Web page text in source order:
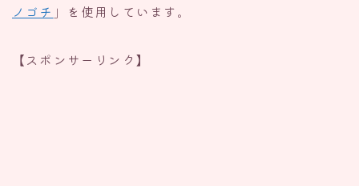
ノゴチ 」を使用しています。
【スポンサーリンク】